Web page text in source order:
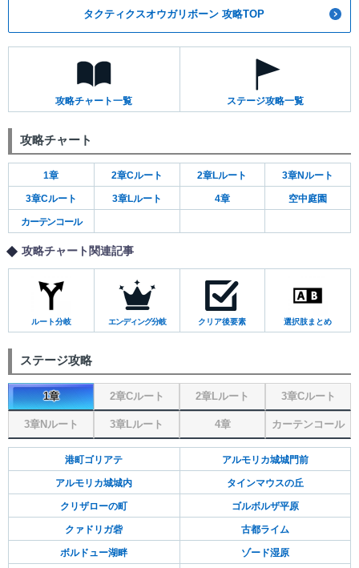
タクティクスオウガリボーン 攻略TOP
攻略チャート一覧 ステージ攻略一覧
攻略チャート
1章 2章Cルート 2章Lルート 3章Nルート
3章Cルート 3章Lルート 4章 空中庭園
カーテンコール
攻略チャート関連記事
ルート分岐 エンディング分岐 クリア後要素 選択肢まとめ
ステージ攻略
1章 2章Cルート 2章Lルート 3章Cルート
3章Nルート 3章Lルート 4章 カーテンコール
港町ゴリアテ アルモリカ城城門前
アルモリカ城城内 タインマウスの丘
クリザローの町 ゴルボルザ平原
クァドリガ砦 古都ライム
ボルドュー湖畔 ゾード湿原